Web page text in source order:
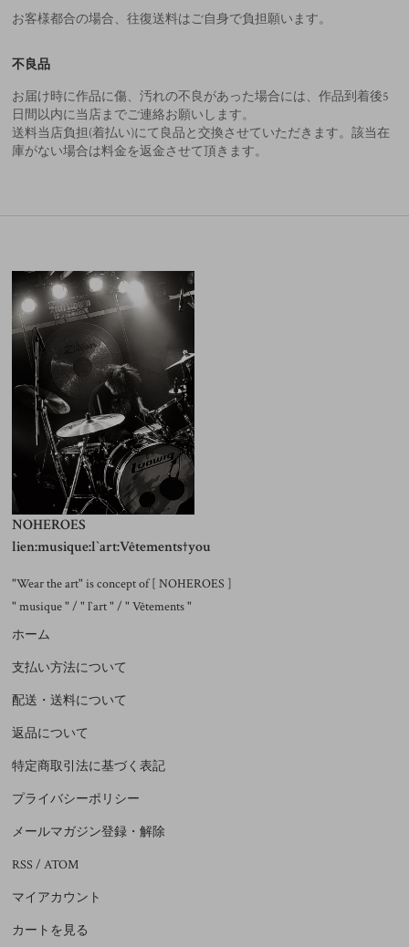
お客様都合の場合、往復送料はご自身で負担願います。
不良品
お届け時に作品に傷、汚れの不良があった場合には、作品到着後5
日間以内に当店までご連絡お願いします。
送料当店負担(着払い)にて良品と交換させていただきます。該当在
庫がない場合は料金を返金させて頂きます。
NOHEROES
lien:musique:l`art:Vêtements†you
"Wear the art" is concept of [ NOHEROES ]
" musique " / " l`art " / " Vêtements "
ホーム
支払い方法について
配送・送料について
返品について
特定商取引法に基づく表記
プライバシーポリシー
メールマガジン登録・解除
RSS/ATOM
マイアカウント
カートを見る